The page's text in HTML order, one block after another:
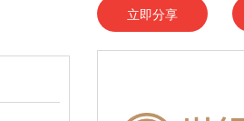
立即分享